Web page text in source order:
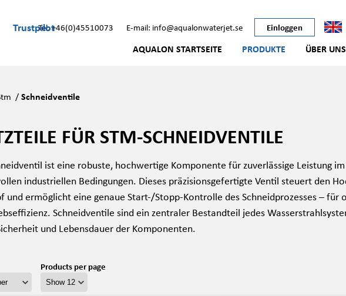
TrustpilotTel: +46(0)45510073 E-mail: info@aqualonwaterjet.se Einloggen
AQUALON STARTSEITE PRODUKTE ÜBER UNS
/Schneidventile
FÜR STM-SCHNEIDVENTILE
ist eine robuste, hochwertige Komponente für zuverlässige Leistung
industriellen Bedingungen. Dieses präzisionsgefertigte Ventil steuert den
und ermöglicht eine genaue Start-/Stopp-Kontrolle des Schneidprozesses –
Schneidventile sind ein zentraler Bestandteil jedes
und Lebensdauer der Komponenten.
Products per page